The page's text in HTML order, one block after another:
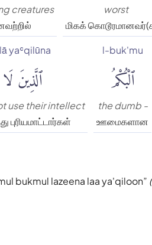
worst
மிகக்
creatures
l-buk'mu
ٱلْبُكْمُ
the dumb -
ஊமைகளான
yaʿqilūna
ٱلَّذِينَ
use their intellect
புரியமாட்டார்கள்
bukmul lazeena laa ya'qiloon